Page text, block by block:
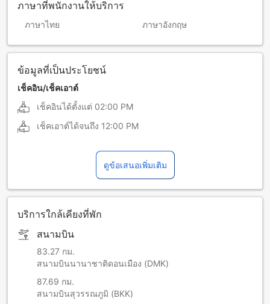
ภาษาที่พนักงานให้บริการ
ภาษาไทย ภาษาอังกฤษ
ข้อมูลที่เป็นประโยชน์
เช็คอิน/เช็คเอาต์
เช็คอินได้ตั้งแต่ 02:00 PM
เช็คเอาต์ได้จนถึง 12:00 PM
ดูข้อเสนอเพิ่มเติม
บริการใกล้เคียงที่พัก
สนามบิน
83.27 กม.
สนามบินนานาชาติดอนเมือง (DMK)
87.69 กม.
สนามบินสุวรรณภูมิ (BKK)